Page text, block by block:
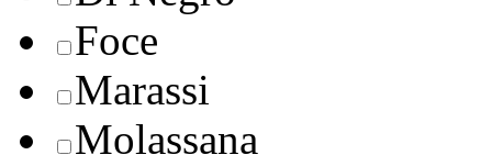
Foce
Marassi
Molassana